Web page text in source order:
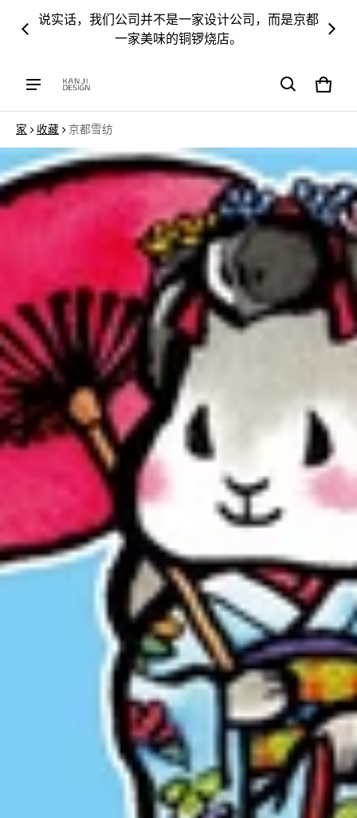
。
说实话，我们公司并不是一家设计公司，而是京都
一家美味的铜锣烧店。
我
大车
0件
家 收藏 京都雪纺